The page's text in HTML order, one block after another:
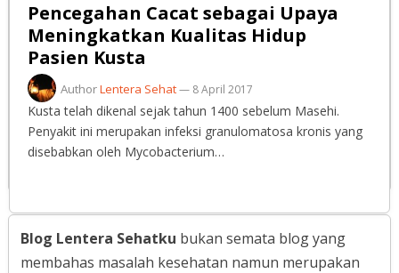
Pencegahan Cacat sebagai Upaya
Meningkatkan Kualitas Hidup
Pasien Kusta
AuthorLentera Sehat— 8 April 2017
Kusta telah dikenal sejak tahun 1400 sebelum Masehi.
Penyakit ini merupakan infeksi granulomatosa kronis yang
disebabkan oleh Mycobacterium…
Blog Lentera Sehatku bukan semata blog yang
membahas masalah kesehatan namun merupakan